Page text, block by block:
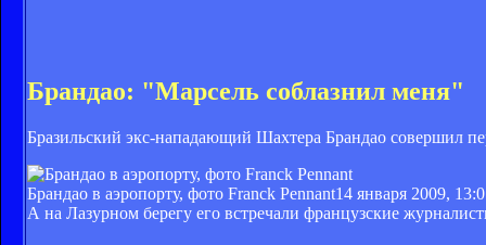
Брандао: "Марсель соблазнил меня"
Бразильский экс-нападающий Шахтера Брандао совершил
Брандао в аэропорту, фото Franck Pennant14 января 2009,
А на Лазурном берегу его встречали французские